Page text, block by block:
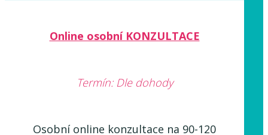
Online osobní KONZULTACE
Termín: Dle dohody
Osobní online konzultace na 90-120